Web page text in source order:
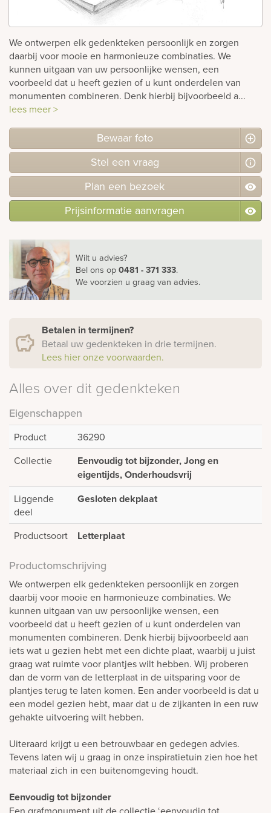
We ontwerpen elk gedenkteken persoonlijk en zorgen
daarbij voor mooie en harmonieuze combinaties. We
kunnen uitgaan van uw persoonlijke wensen, een
voorbeeld dat u heeft gezien of u kunt onderdelen van
monumenten combineren. Denk hierbij bijvoorbeeld a...
lees meer >
Bewaar foto
Stel een vraag
Plan een bezoek
Prijsinformatie aanvragen
Wilt u advies?
Bel ons op0481 - 371 333.
We voorzien u graag van advies.
Betalen in termijnen?
Betaal uw gedenkteken in drie termijnen.
Lees hier onze voorwaarden.
Alles over dit gedenkteken
Eigenschappen
Product
36290
Collectie
Eenvoudig tot bijzonder, Jong en
eigentijds, Onderhoudsvrij
Liggende
deel
Gesloten dekplaat
Productsoort Letterplaat
Productomschrijving
We ontwerpen elk gedenkteken persoonlijk en zorgen
daarbij voor mooie en harmonieuze combinaties. We
kunnen uitgaan van uw persoonlijke wensen, een
voorbeeld dat u heeft gezien of u kunt onderdelen van
monumenten combineren. Denk hierbij bijvoorbeeld aan
iets wat u gezien hebt met een dichte plaat, waarbij u juist
graag wat ruimte voor plantjes wilt hebben. Wij proberen
dan de vorm van de letterplaat in de uitsparing voor de
plantjes terug te laten komen. Een ander voorbeeld is dat u
een model gezien hebt, maar dat u de zijkanten in een ruw
gehakte uitvoering wilt hebben.
Uiteraard krijgt u een betrouwbaar en gedegen advies.
Tevens laten wij u graag in onze inspiratietuin zien hoe het
materiaal zich in een buitenomgeving houdt.
Eenvoudig tot bijzonder
Een grafmonument uit de collectie ‘eenvoudig tot